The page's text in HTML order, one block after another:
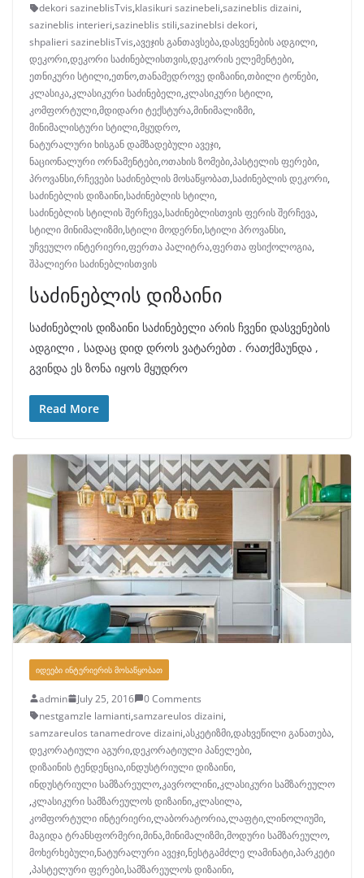
dekori sazineblisTvis,klasikuri sazinebeli,sazineblis dizaini,
sazineblis interieri,sazineblis stili,sazineblsi dekori,
shpalieri sazineblisTvis,ავეჯის განთავსება,დასვენების ადგილი,
დეკორი,დეკორი საძინებლისთვის,დეკორის ელემენტები,
ეთნიკური სტილი,ეთნო,თანამედროვე დიზაინი,თბილი ტონები,
კლასიკა,კლასიკური საძინებელი,კლასიკური სტილი,
კომფორტული,მდიდარი ტექსტურა,მინიმალიზმი,
მინიმალისტური სტილი,მყუდრო,
ნატურალური ხისგან დამზადებული ავეჯი,
ნაციონალური ორნამენტები,ოთახის ზომები,პასტელის ფერები,
პროვანსი,რჩევები საძინებლის მოსაწყობათ,საძინებლის დეკორი,
საძინებლის დიზაინი,საძინებლის სტილი,
საძინებლის სტილის შერჩევა,საძინებლისთვის ფერის შერჩევა,
სტილი მინიმალიზმი,სტილი მოდერნი,სტილი პროვანსი,
უჩვეულო ინტერიერი,ფერთა პალიტრა,ფერთა ფსიქოლოგია,
შპალიერი საძინებლისთვის
საძინებლის დიზაინი
საძინებლის დიზაინი საძინებელი არის ჩვენი დასვენების
ადგილი , სადაც დიდ დროს ვატარებთ . რათქმაუნდა ,
გვინდა ეს ზონა იყოს მყუდრო
Read More
ᲘᲓᲔᲔᲑᲘ ᲘᲜᲢᲔᲠᲘᲔᲠᲘᲡ ᲛᲝᲡᲐᲬᲧᲝᲑᲐᲗ
admin July 25, 2016
0 Comments
nestgamzle lamianti,samzareulos dizaini,
samzareulos tanamedrove dizaini,ასკეტიზმი,დახვეწილი განათება,
დეკორატიული აგური,დეკორატიული პანელები,
დიზაინის ტენდენცია,ინდუსტრიული დიზაინი,
ინდუსტრიული სამზარეულო,კავროლინი,კლასიკური სამზარეულო
,კლასიკური სამზარეულოს დიზაინი,კლასილა,
კომფორტული ინტერიერი,ლაბორატორია,ლაფტი,ლინოლიუმი,
მაგიდა ტრანსფორმერი,მინა,მინიმალიზმი,მოდური სამზარეულო,
მოხერხებული,ნატურალური ავეჯი,ნესტგამძლე ლამინატი,პარკეტი
,პასტელური ფერები,სამზარეულოს დიზაინი,